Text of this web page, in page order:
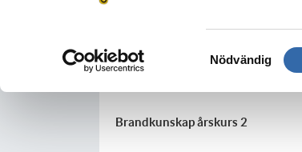
Samtyckesval
Nödvändig
Anmäl övernattning
Brandkunskap årskurs 2